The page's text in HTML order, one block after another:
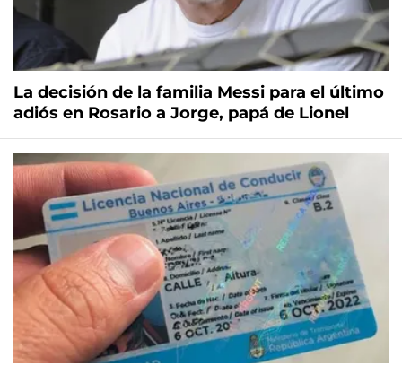
La decisión de la familia Messi para el último
adiós en Rosario a Jorge, papá de Lionel